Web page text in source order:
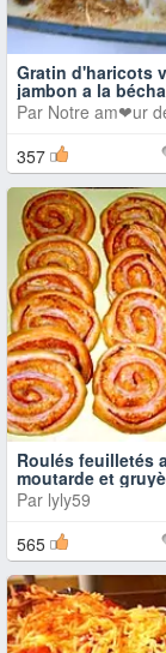
Gratin d'haricots
jambon a la
Par Notre am❤ur
357
Roulés feuilletés
moutarde et
Par lyly59
565